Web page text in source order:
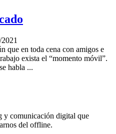
que en toda cena con amigos e
exista el “momento móvil”.
habla ...
y comunicación digital que
del offline.